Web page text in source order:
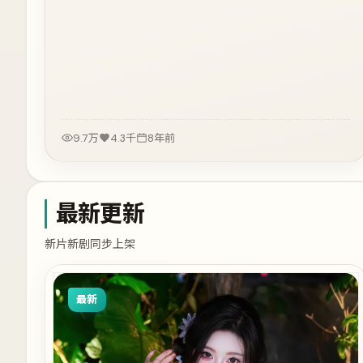
9.7万 4.3千 8年前
最新更新
新片新剧同步上架
最新